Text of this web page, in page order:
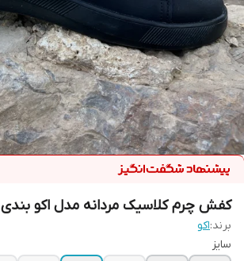
کفش چرم کلاسیک مردانه مدل اکو بندی
برند:اکو
سایز